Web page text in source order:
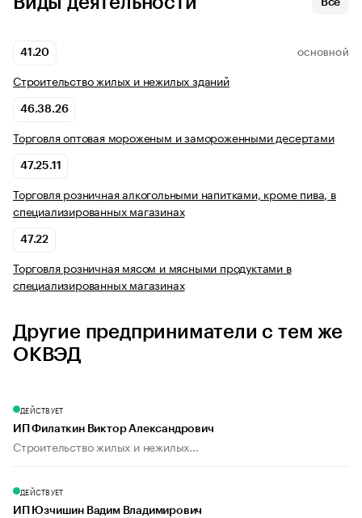
Все
41.20 ОСНОВНОЙ
Строительство жилых и нежилых зданий
46.38.26
Торговля оптовая мороженым и замороженными десертами
47.25.11
Торговля розничная алкогольными напитками, кроме пива, в
специализированных магазинах
47.22
Торговля розничная мясом и мясными продуктами в
специализированных магазинах
Другие предприниматели с тем же
ОКВЭД
ДЕЙСТВУЕТ
ИП Филаткин Виктор Александрович
Строительство жилых и нежилых...
ДЕЙСТВУЕТ
ИП Юзчишин Вадим Владимирович